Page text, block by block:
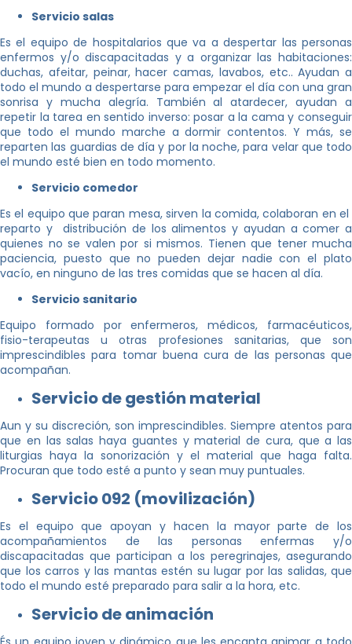
Servicio salas
Es el equipo de hospitalarios que va a despertar las personas
enfermos y/o discapacitadas y a organizar las habitaciones:
duchas, afeitar, peinar, hacer camas, lavabos, etc.. Ayudan a
todo el mundo a despertarse para empezar el día con una gran
sonrisa y mucha alegría. También al atardecer, ayudan a
repetir la tarea en sentido inverso: posar a la cama y conseguir
que todo el mundo marche a dormir contentos. Y más, se
reparten las guardias de día y por la noche, para velar que todo
el mundo esté bien en todo momento.
Servicio comedor
Es el equipo que paran mesa, sirven la comida, colaboran en el
reparto y distribución de los alimentos y ayudan a comer a
quienes no se valen por si mismos. Tienen que tener mucha
paciencia, puesto que no pueden dejar nadie con el plato
vacío, en ninguno de las tres comidas que se hacen al día.
Servicio sanitario
Equipo formado por enfermeros, médicos, farmacéuticos,
fisio-terapeutas u otras profesiones sanitarias, que son
imprescindibles para tomar buena cura de las personas que
acompañan.
Servicio de gestión material
Aun y su discreción, son imprescindibles. Siempre atentos para
que en las salas haya guantes y material de cura, que a las
liturgias haya la sonorización y el material que haga falta.
Procuran que todo esté a punto y sean muy puntuales.
Servicio 092 (movilización)
Es el equipo que apoyan y hacen la mayor parte de los
acompañamientos de las personas enfermas y/o
discapacitadas que participan a los peregrinajes, asegurando
que los carros y las mantas estén su lugar por las salidas, que
todo el mundo esté preparado para salir a la hora, etc.
Servicio de animación